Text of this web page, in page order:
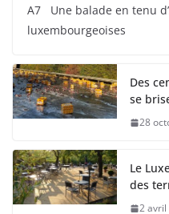
A7 Une balade en tenu
luxembourgeoises
Des
se
28
Le
des
2 avril